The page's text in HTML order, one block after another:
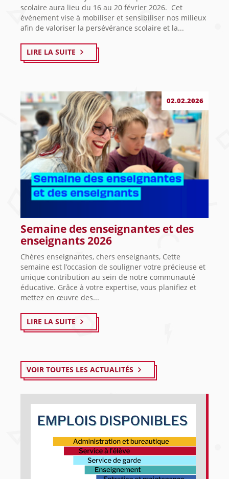
scolaire aura lieu du 16 au 20 février 2026. Cet
événement vise à mobiliser et sensibiliser nos milieux
afin de valoriser la persévérance scolaire et la...
LIRE LA SUITE
02.02.2026
Semaine des enseignantes et des
enseignants 2026
Chères enseignantes, chers enseignants, Cette
semaine est l’occasion de souligner votre précieuse et
unique contribution au sein de notre communauté
éducative. Grâce à votre expertise, vous planifiez et
mettez en œuvre des...
LIRE LA SUITE
VOIR TOUTES LES ACTUALITÉS